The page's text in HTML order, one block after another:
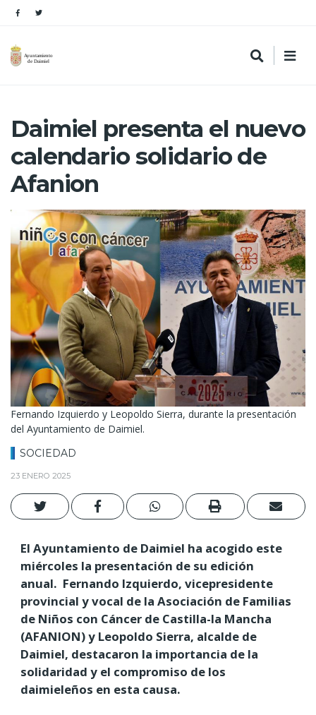
Daimiel presenta el nuevo
calendario solidario de
Afanion
Fernando Izquierdo y Leopoldo Sierra, durante la presentación
del Ayuntamiento de Daimiel.
SOCIEDAD
23 ENERO 2025
El Ayuntamiento de Daimiel ha acogido este
miércoles la presentación de su edición
anual. Fernando Izquierdo, vicepresidente
provincial y vocal de la Asociación de Familias
de Niños con Cáncer de Castilla-la Mancha
(AFANION) y Leopoldo Sierra, alcalde de
Daimiel, destacaron la importancia de la
solidaridad y el compromiso de los
daimieleños en esta causa.